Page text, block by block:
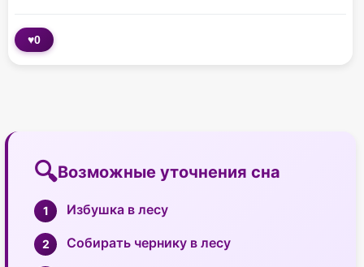
♥0
Возможные уточнения сна
Избушка в лесу
Собирать чернику в лесу